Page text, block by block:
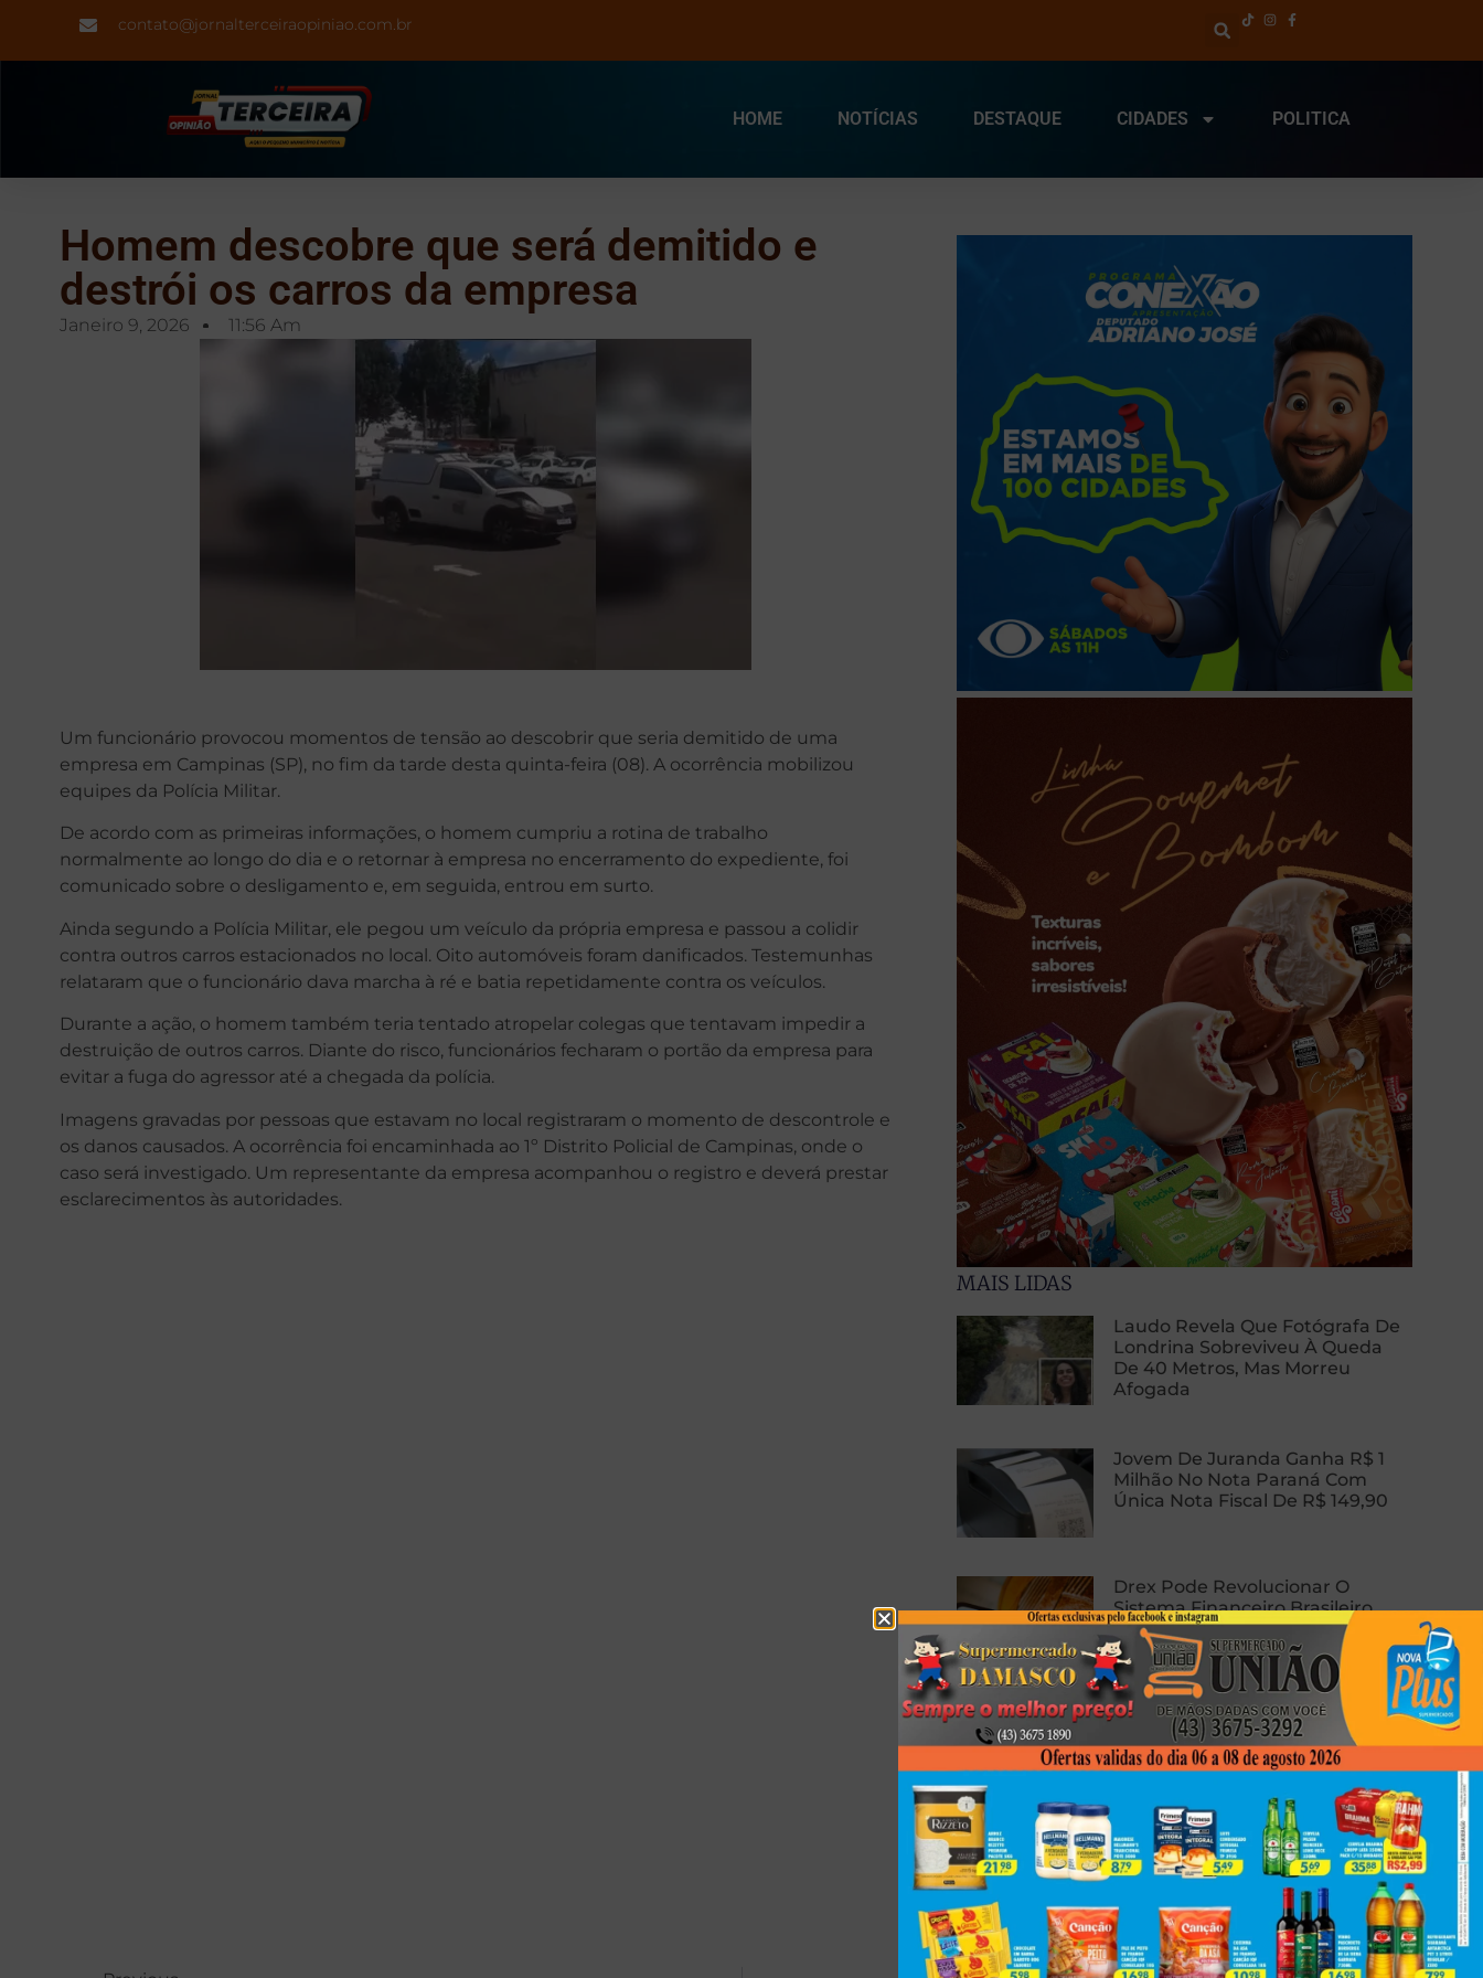
contato@jornalterceiraopiniao.com.br
HOME NOTÍCIAS DESTAQUE CIDADES POLITICA
Homem descobre que será demitido e
destrói os carros da empresa
Janeiro 9, 2026 11:56 Am
Um funcionário provocou momentos de tensão ao descobrir que seria demitido de uma
empresa em Campinas (SP), no fim da tarde desta quinta-feira (08). A ocorrência mobilizou
equipes da Polícia Militar.
De acordo com as primeiras informações, o homem cumpriu a rotina de trabalho
normalmente ao longo do dia e o retornar à empresa no encerramento do expediente, foi
comunicado sobre o desligamento e, em seguida, entrou em surto.
Ainda segundo a Polícia Militar, ele pegou um veículo da própria empresa e passou a colidir
contra outros carros estacionados no local. Oito automóveis foram danificados. Testemunhas
relataram que o funcionário dava marcha à ré e batia repetidamente contra os veículos.
Durante a ação, o homem também teria tentado atropelar colegas que tentavam impedir a
destruição de outros carros. Diante do risco, funcionários fecharam o portão da empresa para
evitar a fuga do agressor até a chegada da polícia.
Imagens gravadas por pessoas que estavam no local registraram o momento de descontrole e
os danos causados. A ocorrência foi encaminhada ao 1º Distrito Policial de Campinas, onde o
caso será investigado. Um representante da empresa acompanhou o registro e deverá prestar
esclarecimentos às autoridades.
MAIS LIDAS
Laudo Revela Que Fotógrafa De
Londrina Sobreviveu À Queda
De 40 Metros, Mas Morreu
Afogada
Jovem De Juranda Ganha R$ 1
Milhão No Nota Paraná Com
Única Nota Fiscal De R$ 149,90
Drex Pode Revolucionar O
Sistema Financeiro Brasileiro
Com Contratos Inteligentes,
Tokenização E Dinheiro
Programável
Homem Sofre Ataque Cardíaco
Durante Relação Sexual, Morre E
Caso Gera Batalha Judicial Por
Doação De Órgãos